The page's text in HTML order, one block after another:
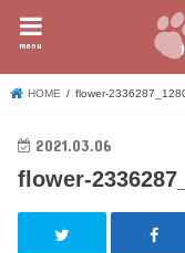
menu
HOME flower-
2021.03.06
flower-